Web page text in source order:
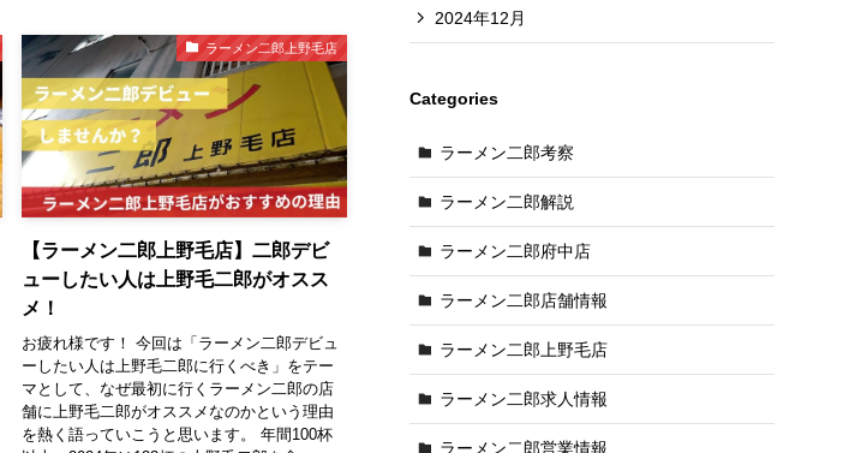
ラーメン二郎上野毛店
【ラーメン二郎上野毛店】二郎デビ
ューしたい人は上野毛二郎がオスス
メ！
お疲れ様です！ 今回は「ラーメン二郎デビュ
ーしたい人は上野毛二郎に行くべき」をテー
マとして、なぜ最初に行くラーメン二郎の店
舗に上野毛二郎がオススメなのかという理由
を熱く語っていこうと思います。 年間100杯
2024年12月
Categories
ラーメン二郎考察
ラーメン二郎解説
ラーメン二郎府中店
ラーメン二郎店舗情報
ラーメン二郎上野毛店
ラーメン二郎求人情報
ラーメン二郎営業情報